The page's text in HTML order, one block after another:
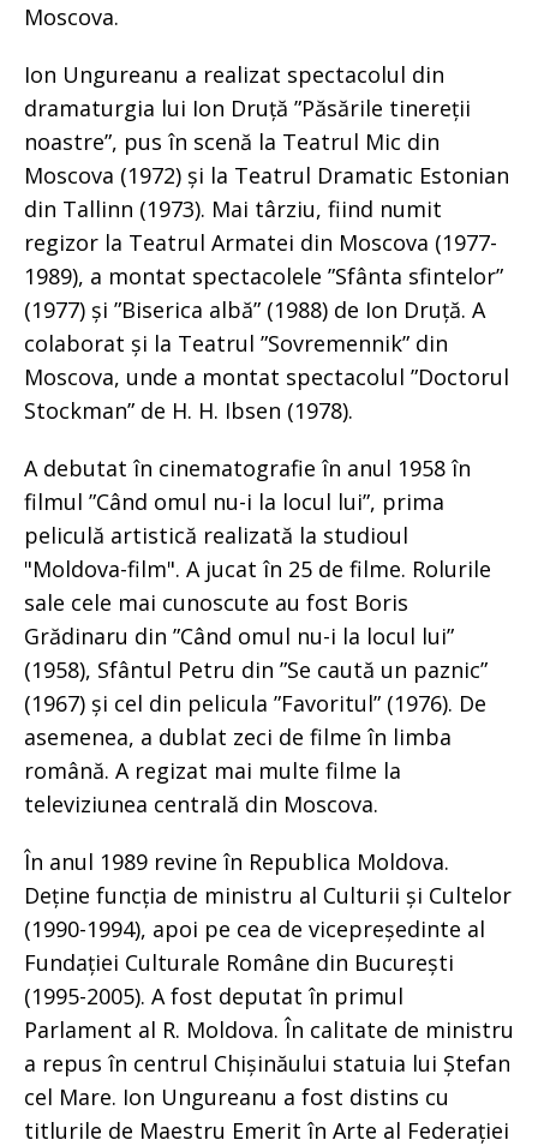
Moscova.
Ion Ungureanu a realizat spectacolul din
dramaturgia lui Ion Druță ”Păsările tinereții
noastre”, pus în scenă la Teatrul Mic din
Moscova (1972) și la Teatrul Dramatic Estonian
din Tallinn (1973). Mai târziu, fiind numit
regizor la Teatrul Armatei din Moscova (1977-
1989), a montat spectacolele ”Sfânta sfintelor”
(1977) și ”Biserica albă” (1988) de Ion Druță. A
colaborat și la Teatrul ”Sovremennik” din
Moscova, unde a montat spectacolul ”Doctorul
Stockman” de H. H. Ibsen (1978).
A debutat în cinematografie în anul 1958 în
filmul ”Când omul nu-i la locul lui”, prima
peliculă artistică realizată la studioul
"Moldova-film". A jucat în 25 de filme. Rolurile
sale cele mai cunoscute au fost Boris
Grădinaru din ”Când omul nu-i la locul lui”
(1958), Sfântul Petru din ”Se caută un paznic”
(1967) și cel din pelicula ”Favoritul” (1976). De
asemenea, a dublat zeci de filme în limba
română. A regizat mai multe filme la
televiziunea centrală din Moscova.
În anul 1989 revine în Republica Moldova.
Deține funcția de ministru al Culturii și Cultelor
(1990-1994), apoi pe cea de vicepreședinte al
Fundației Culturale Române din București
(1995-2005). A fost deputat în primul
Parlament al R. Moldova. În calitate de ministru
a repus în centrul Chișinăului statuia lui Ștefan
cel Mare. Ion Ungureanu a fost distins cu
titlurile de Maestru Emerit în Arte al Federației